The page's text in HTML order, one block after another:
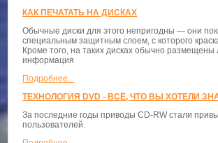
КАК ПЕЧАТАТЬ НА ДИСКАХ
Обычные диски для этого непригодны — они
специальным защитным слоем, с которого
Кроме того, на таких дисках обычно размещены
информация
Подробнее...
ТЕХНОЛОГИЯ DVD - ВСЁ, ЧТО ВЫ ХОТЕЛИ
За последние годы приводы CD-RW стали
пользователей.